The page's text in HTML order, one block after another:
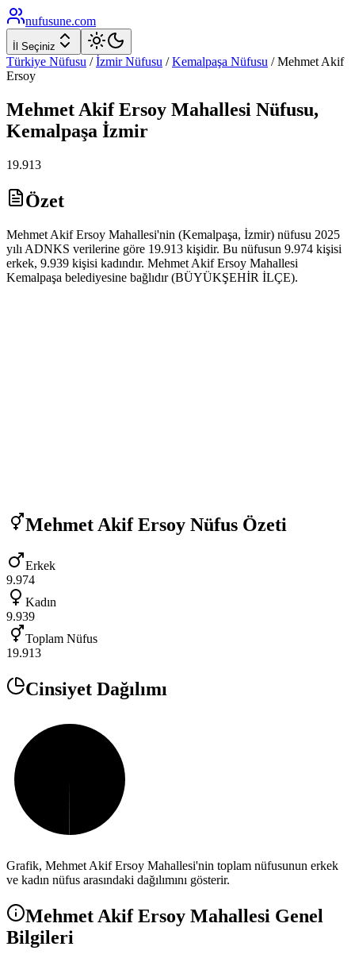
nufusune.com
İl Seçiniz
Türkiye Nüfusu / İzmirNüfusu / Kemalpaşa Nüfusu /Mehmet Akif
Ersoy
Mehmet Akif Ersoy Mahallesi Nüfusu,
Kemalpaşa İzmir
19.913
Özet
Mehmet Akif Ersoy Mahallesi'nin (Kemalpaşa, İzmir) nüfusu 2025
yılı ADNKS verilerine göre 19.913 kişidir. Bu nüfusun 9.974 kişisi
erkek, 9.939 kişisi kadındır. Mehmet Akif Ersoy Mahallesi
Kemalpaşa belediyesine bağlıdır (BÜYÜKŞEHİR İLÇE).
Mehmet Akif Ersoy Nüfus Özeti
Erkek
9.974
Kadın
9.939
Toplam Nüfus
19.913
Cinsiyet Dağılımı
Grafik, Mehmet Akif Ersoy Mahallesi'nin toplam nüfusunun erkek
ve kadın nüfus arasındaki dağılımını gösterir.
Mehmet Akif Ersoy Mahallesi Genel
Bilgileri